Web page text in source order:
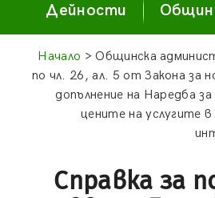
Дейности
Начало > Общинска
по чл. 26, ал. 5 от Закона за
допълнение на Наредба
цените на услугите
Справка за